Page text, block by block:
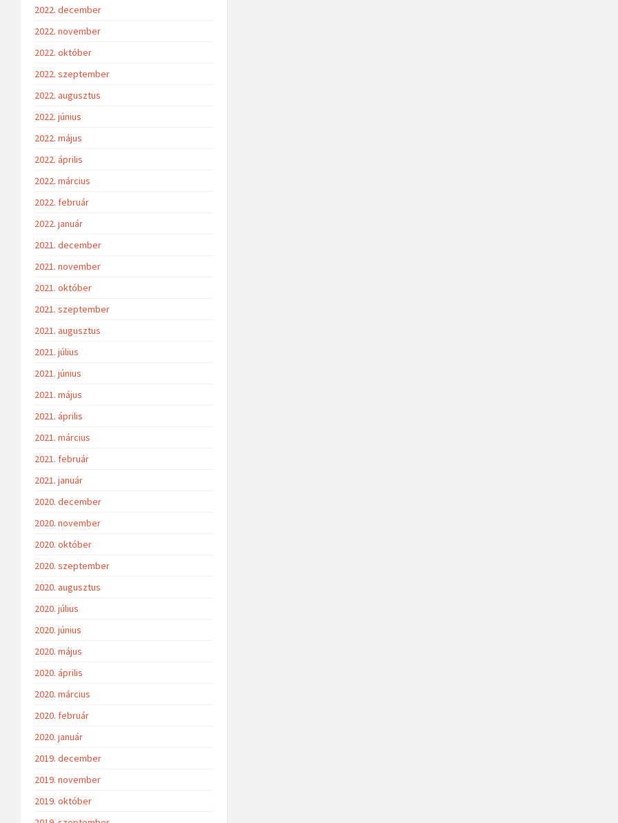
2022. december
2022. november
2022. október
2022. szeptember
2022. augusztus
2022. június
2022. május
2022. április
2022. március
2022. február
2022. január
2021. december
2021. november
2021. október
2021. szeptember
2021. augusztus
2021. július
2021. június
2021. május
2021. április
2021. március
2021. február
2021. január
2020. december
2020. november
2020. október
2020. szeptember
2020. augusztus
2020. július
2020. június
2020. május
2020. április
2020. március
2020. február
2020. január
2019. december
2019. november
2019. október